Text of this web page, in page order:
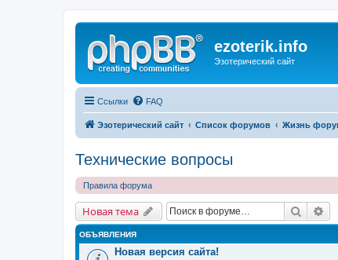
ezoterik.info
Эзотерический сайт
Ссылки FAQ
Эзотерический сайт Список форумов Жизнь
Технические вопросы
Правила форума
Новая тема Поиск
ОБЪЯВЛЕНИЯ
Новая версия сайта!